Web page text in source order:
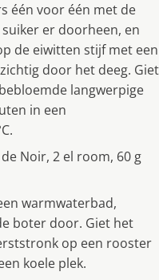
één voor één met de
er doorheen, en
de eiwitten stijf met een
door het deeg. Giet
langwerpige
in een
Noir, 2 el room, 60 g
warmwaterbad,
boter door. Giet het
op een rooster
koele plek.